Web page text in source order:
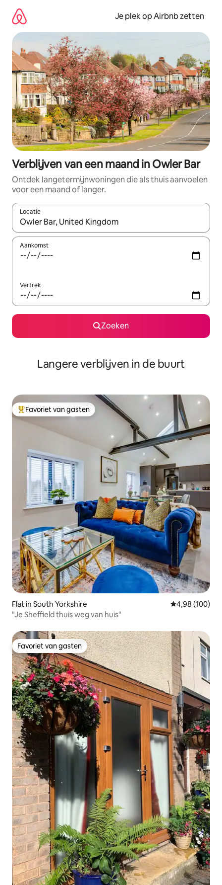
direct
naar
inhoud
Je plek op Airbnb zetten
Verblijven van een maand in Owler Bar
Ontdek langetermijnwoningen die als thuis aanvoelen
voor een maand of langer.
Locatie
Wanneer er resultaten beschikbaar zijn, maak je een keuze
Aankomst
Vertrek
Zoeken
Langere verblijven in de buurt
Topfavoriet van gasten
Favoriet van gasten
Flat in South Yorkshire Gemiddelde
4,98 (100)
"Je Sheffield thuis weg van huis"
Favoriet van gasten
Favoriet van gasten